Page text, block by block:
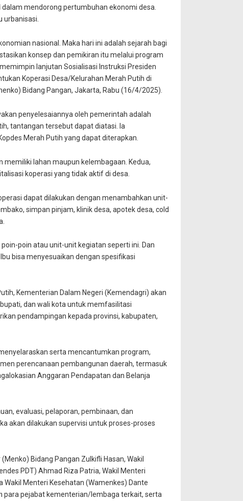
mendorong pertumbuhan ekonomi desa.
urbanisasi.
nasional. Maka hari ini adalah sejarah bagi
konsep dan pemikiran itu melalui program
lanjutan Sosialisasi Instruksi Presiden
Koperasi Desa/Kelurahan Merah Putih di
Bidang Pangan, Jakarta, Rabu (16/4/2025).
penyelesaiannya oleh pemerintah adalah
tantangan tersebut dapat diatasi. Ia
Merah Putih yang dapat diterapkan.
memiliki lahan maupun kelembagaan. Kedua,
koperasi yang tidak aktif di desa.
dapat dilakukan dengan menambahkan unit-
simpan pinjam, klinik desa, apotek desa, cold
poin atau unit-unit kegiatan seperti ini. Dan
bisa menyesuaikan dengan spesifikasi
Kementerian Dalam Negeri (Kemendagri) akan
dan wali kota untuk memfasilitasi
pendampingan kepada provinsi, kabupaten,
serta mencantumkan program,
perencanaan pembangunan daerah, termasuk
Anggaran Pendapatan dan Belanja
evaluasi, pelaporan, pembinaan, dan
akan dilakukan supervisi untuk proses-proses
Bidang Pangan Zulkifli Hasan, Wakil
PDT) Ahmad Riza Patria, Wakil Menteri
Wakil Menteri Kesehatan (Wamenkes) Dante
para pejabat kementerian/lembaga terkait, serta